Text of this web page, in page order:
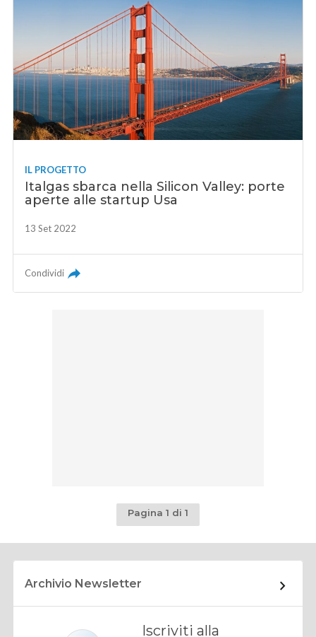
IL PROGETTO
Italgas sbarca nella Silicon Valley: porte
aperte alle startup Usa
13 Set 2022
Condividi
Pagina 1 di 1
Archivio Newsletter
Iscriviti alla